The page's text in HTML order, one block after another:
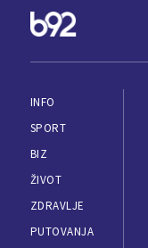
INFO
SPORT
BIZ
ŽIVOT
ZDRAVLJE
PUTOVANJA